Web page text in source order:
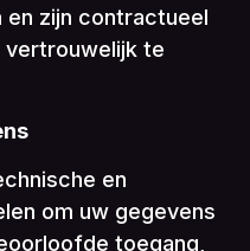
en zijn contractueel
te
en
om uw gegevens
toegang,